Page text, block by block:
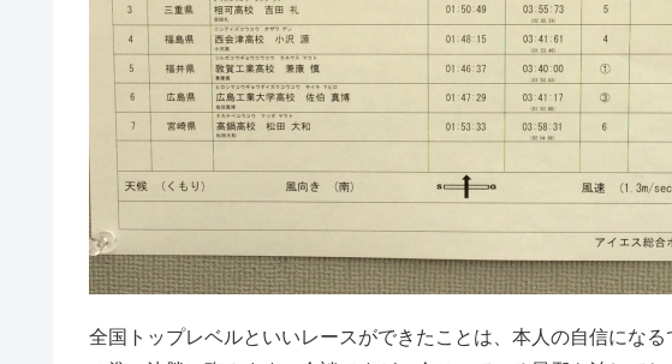
全国トップレベルといいレースができたことは、本人の自信にな